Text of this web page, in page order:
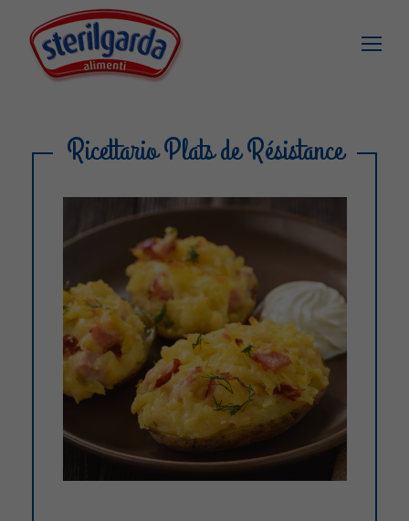
Ricettario Plats de Résistance